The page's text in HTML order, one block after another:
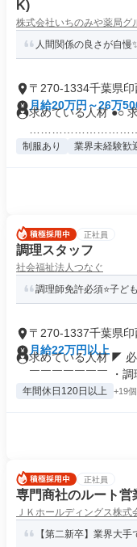
K)
株式会社いちのみや薬局グ
人間関係の良さが自
〒270-1334千葉県
月給20万円～26万
求めている人材 ●○
制服あり 業界未経験歓
正社員
調理スタッフ
社会福祉法人つなぐ
調理師免許必須⭐️子ど
〒270-1337千葉県印
月給22万円以上
求めている人材 ◤
￣￣￣￣￣￣￣ ・調
年間休日120日以上 +19個
正社員
専門商社のルート営
ＪＫホールディングス株式
【第二新卒】業界大